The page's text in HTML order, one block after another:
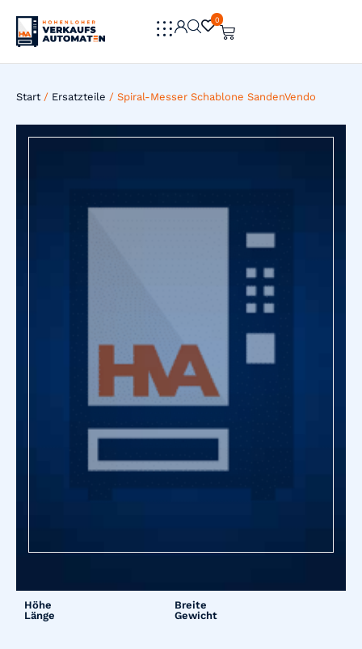
0
0
Start / Ersatzteile / Spiral-Messer Schablone SandenVendo
Höhe
Breite
Länge
Gewicht